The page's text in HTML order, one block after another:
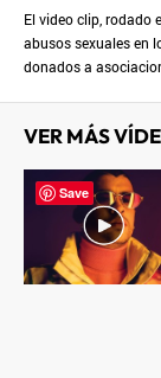
El video clip, rodado
abusos sexuales en
donados a
VER MÁS
Save